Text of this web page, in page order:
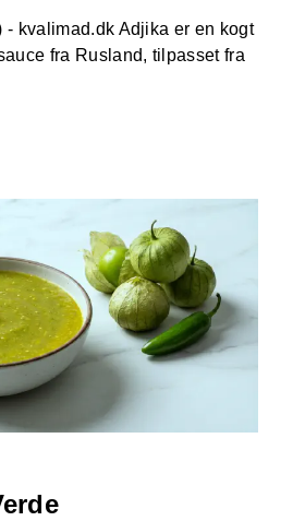
kvalimad.dk Adjika er en kogt
fra Rusland, tilpasset fra